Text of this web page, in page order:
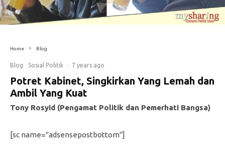
Home Blog
Blog Sosial Politik · 7 years ago
Potret Kabinet, Singkirkan Yang Lemah dan
Ambil Yang Kuat
Tony Rosyid (Pengamat Politik dan Pemerhati Bangsa)
[sc name="adsensepostbottom"]